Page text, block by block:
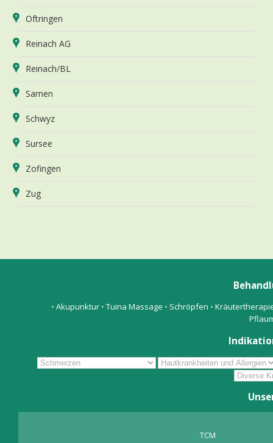
Oftringen
Reinach AG
Reinach/BL
Sarnen
Schwyz
Sursee
Zofingen
Zug
• Akupunktur• Tuina Massage • Schröpfen •
TCM